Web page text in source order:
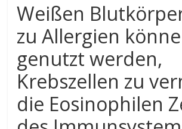
Weißen
zu Allergien
genutzt werden,
Krebszellen zu
die Eosinophilen